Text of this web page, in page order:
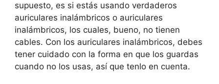
supuesto, es si estás usando verdaderos
auriculares inalámbricos o auriculares
inalámbricos, los cuales, bueno, no tienen
cables. Con los auriculares inalámbricos, debes
tener cuidado con la forma en que los guardas
cuando no los usas, así que tenlo en cuenta.